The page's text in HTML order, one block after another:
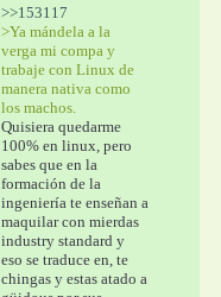
>>153117
>Ya mándela a la
verga mi compa y
trabaje con Linux de
manera nativa como
los machos.
Quisiera quedarme
100% en linux, pero
sabes que en la
formación de la
ingeniería te enseñan a
maquilar con mierdas
industry standard y
eso se traduce en, te
chingas y estas atado a